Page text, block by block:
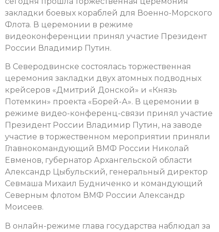
закладки боевых кораблей для Военно-Морского
Флота. В церемонии в режиме
видеоконференции принял участие Президент
России Владимир Путин.
В Северодвинске состоялась торжественная
церемония закладки двух атомных подводных
крейсеров «Дмитрий Донской» и «Князь
Потемкин» проекта «Борей-А». В церемонии в
режиме видео-конференц-связи принял участие
Президент России Владимир Путин, на заводе
участие в торжественном мероприятии приняли
Главнокомандующий ВМФ России Николай
Евменов, губернатор Архангельской области
Александр Цыбульский, генеральный директор
Севмаша Михаил Будниченко и командующий
Северным флотом ВМФ России Александр
Моисеев.
В онлайн-режиме глава государства наблюдал за